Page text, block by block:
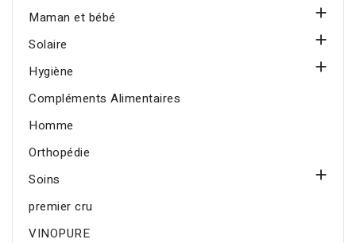
Maman et bébé

Solaire

Hygiène

Compléments Alimentaires
Homme
Orthopédie
Soins

premier cru
VINOPURE